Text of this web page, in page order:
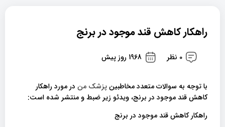
راهکار کاهش قند موجود در برنج
0 نظر 1968 روز پیش
با توجه به سوالات متعدد مخاطبینپزشک من در مورد راهکار
کاهش قند موجود در برنج، ویدئو زیر ضبط و منتشر شده است:
راهکار کاهش قند موجود در برنج